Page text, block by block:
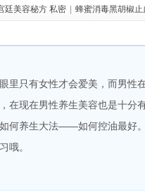
廷美容秘方 私密
蜂蜜消毒黑胡椒
里只有女性才会爱美，而男性
在现在男性养生美容也是十分
何养生大法——如何控油最好
哦。